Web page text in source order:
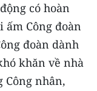
có hoàn
ấm Công đoàn
đoàn dành
khăn về nhà
Công nhân,